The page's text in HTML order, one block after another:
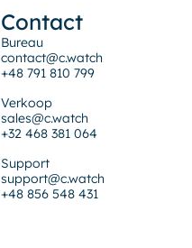
Contact
Bureau
contact@c.watch
+48 791 810 799
Verkoop
sales@c.watch
+32 468 381 064
Support
support@c.watch
+48 856 548 431